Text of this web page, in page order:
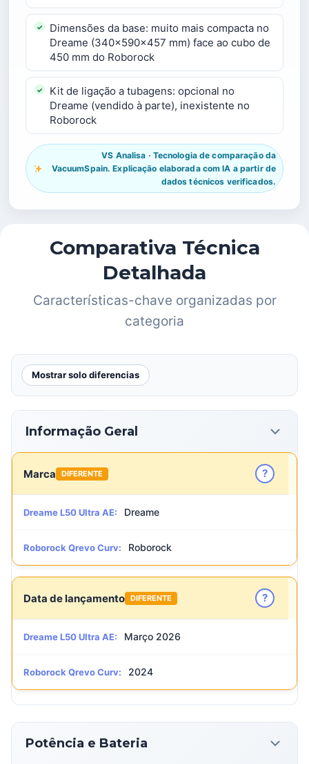
Dimensões da base: muito mais compacta no
Dreame (340×590×457 mm) face ao cubo de
450 mm do Roborock
Kit de ligação a tubagens: opcional no
Dreame (vendido à parte), inexistente no
Roborock
VS Analisa · Tecnologia de comparação da
VacuumSpain. Explicação elaborada com IA a partir de
dados técnicos verificados.
Comparativa Técnica
Detalhada
Características-chave organizadas por
categoria
Mostrar solo diferencias
Informação Geral
Marca DIFERENTE ?
Dreame L50 Ultra AE: Dreame
Roborock Qrevo Curv: Roborock
Data de lançamento DIFERENTE ?
Dreame L50 Ultra AE: Março 2026
Roborock Qrevo Curv: 2024
Potência e Bateria